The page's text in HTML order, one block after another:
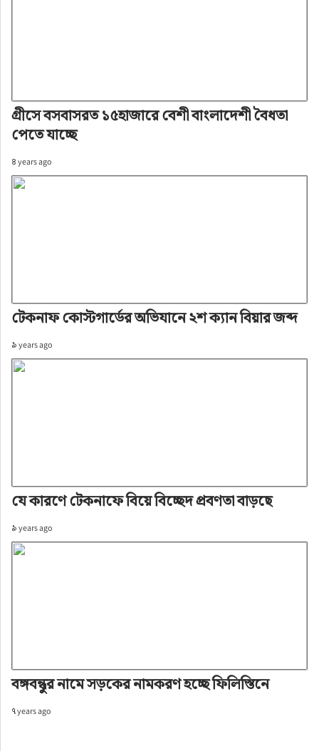
গ্রীসে বসবাসরত ১৫হাজারে বেশী বাংলাদেশী বৈধতা
পেতে যাচ্ছে
৪ years ago
টেকনাফ কোস্টগার্ডের অভিযানে ২শ ক্যান বিয়ার জব্দ
৯ years ago
যে কারণে টেকনাফে বিয়ে বিচ্ছেদ প্রবণতা বাড়ছে
৯ years ago
বঙ্গবন্ধুর নামে সড়কের নামকরণ হচ্ছে ফিলিস্তিনে
৭ years ago